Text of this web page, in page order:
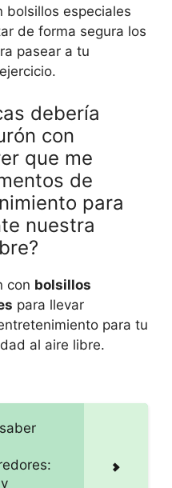
bolsillos especiales
de forma segura los
pasear a tu
debería
con
que me
de
para
nuestra
con bolsillos
para llevar
para tu
al aire libre.